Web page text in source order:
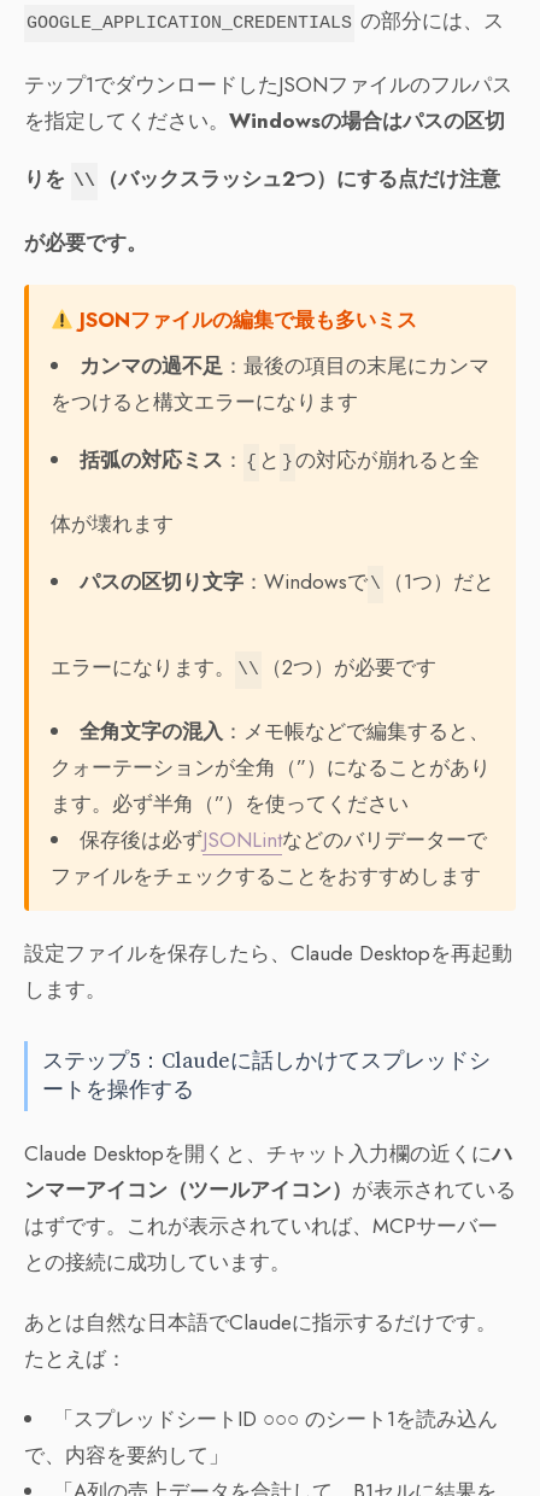
GOOGLE_APPLICATION_CREDENTIALS の部分には、ス
テップ1でダウンロードしたJSONファイルのフルパス
を指定してください。 Windowsの場合はパスの区切
りを \\ （バックスラッシュ2つ）にする点だけ注意
が必要です。
JSONファイルの編集で最も多いミス
カンマの過不足 ：最後の項目の末尾にカンマ
をつけると構文エラーになります
括弧の対応ミス ： { と }の対応が崩れると全
体が壊れます
パスの区切り文字 ：Windowsで \ （1つ）だと
エラーになります。 \\ （2つ）が必要です
全角文字の混入：メモ帳などで編集すると、
クォーテーションが全角（”）になることがあり
ます。必ず半角（”）を使ってください
保存後は必ずJSONLintなどのバリデーターで
ファイルをチェックすることをおすすめします
設定ファイルを保存したら、Claude Desktopを再起動
します。
ステップ5：Claudeに話しかけてスプレッドシ
ートを操作する
Claude Desktopを開くと、チャット入力欄の近くにハ
ンマーアイコン（ツールアイコン） が表示されている
はずです。これが表示されていれば、MCPサーバー
との接続に成功しています。
あとは自然な日本語でClaudeに指示するだけです。
たとえば：
「スプレッドシートID ○○○ のシート1を読み込ん
で、内容を要約して」